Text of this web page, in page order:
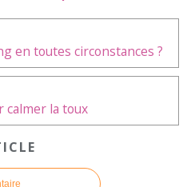
en toutes circonstances ?
calmer la toux